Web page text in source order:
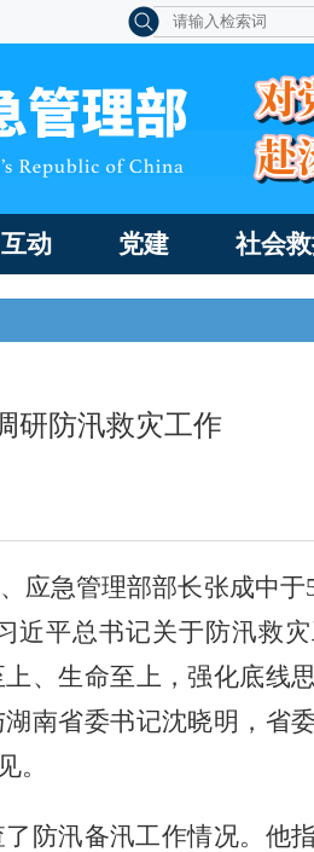
互动 党建 社会
研防汛救灾工作
应急管理部部长张成中于
近平总书记关于防汛救
、生命至上，强化底线
南省委书记沈晓明，省
。
防汛备汛工作情况。他